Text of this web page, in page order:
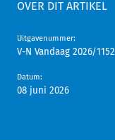
OVER DIT ARTIKEL
Uitgavenummer:
V-N Vandaag 2026/1152
Datum:
08 juni 2026